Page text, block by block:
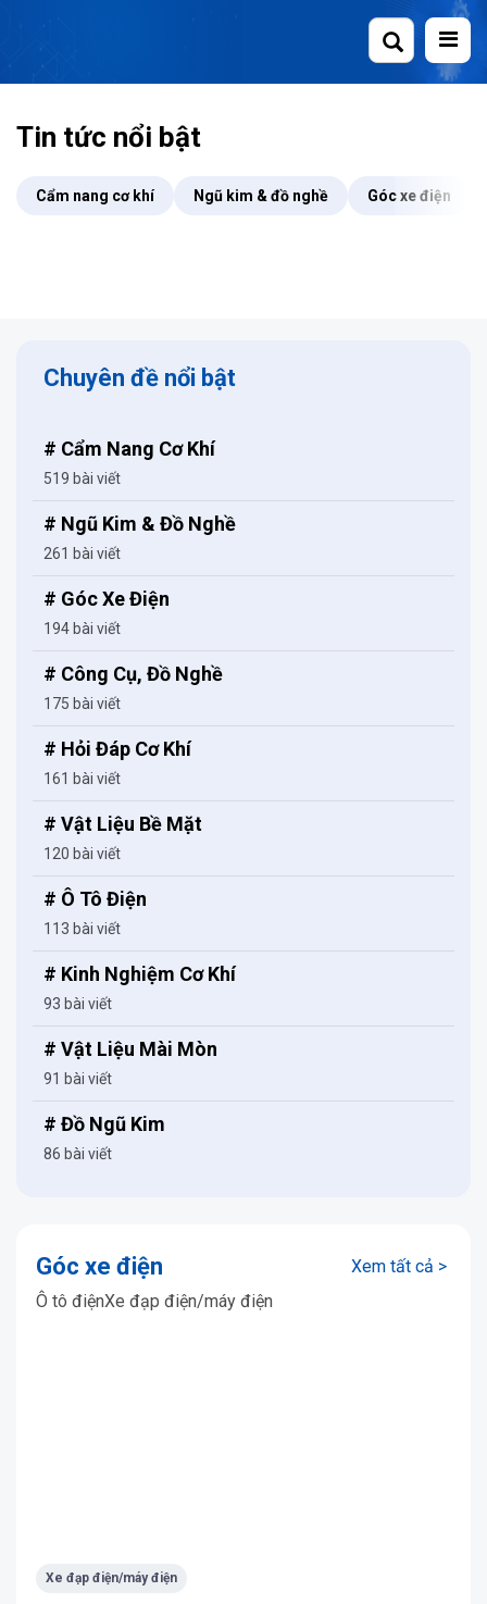
Tin tức nổi bật
Cẩm nang cơ khí Ngũ kim & đồ nghề Góc xe điện
Chuyên đề nổi bật
# Cẩm Nang Cơ Khí
519 bài viết
# Ngũ Kim & Đồ Nghề
261 bài viết
# Góc Xe Điện
194 bài viết
# Công Cụ, Đồ Nghề
175 bài viết
# Hỏi Đáp Cơ Khí
161 bài viết
# Vật Liệu Bề Mặt
120 bài viết
# Ô Tô Điện
113 bài viết
# Kinh Nghiệm Cơ Khí
93 bài viết
# Vật Liệu Mài Mòn
91 bài viết
# Đồ Ngũ Kim
86 bài viết
Góc xe điện
Xem tất cả >
Ô tô điệnXe đạp điện/máy điện
Xe đạp điện/máy điện